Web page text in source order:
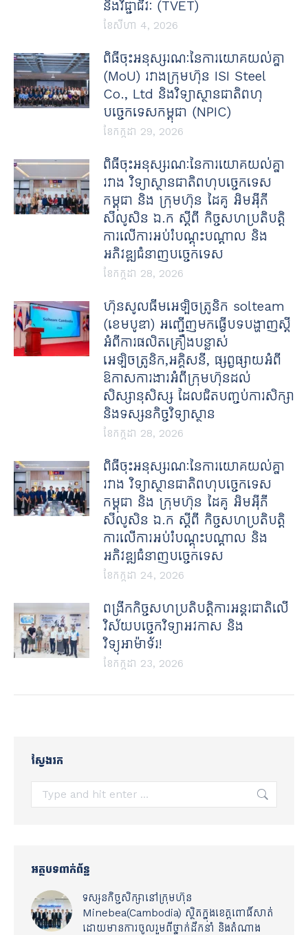
និងវិជ្ជាជីវៈ (TVET)
ខែ​សីហា 4, 2026
ពិធីចុះអនុស្សរណៈនៃការយោគយល់គ្នា
(MoU) រវាងក្រុមហ៊ុន ISI Steel
Co., Ltd និងវិទ្យាស្ថានជាតិពហុ
បច្ចេកទេសកម្ពុជា (NPIC)
ខែ​កក្កដា 29, 2026
ពិធីចុះអនុស្សរណៈនៃការយោគយល់គ្នា
រវាង វិទ្យាស្ថានជាតិពហុបច្ចេកទេស
កម្ពុជា និង ក្រុមហ៊ុន ដៃគូ អិមអ៊ីភី
សឹលូសិន ឯ.ក ស្ដីពី កិច្ចសហប្រតិបត្តិ
ការលើការអប់រំបណ្ដុះបណ្ដាល និង
អភិវឌ្ឍជំនាញបច្ចេកទេស
ខែ​កក្កដា 28, 2026
ហ៊ុនសូលធីមអេឡិចត្រូនិក solteam
(ខេមបូឌា) អញ្ជើញមកធ្វើបទបង្ហាញស្តី
អំពីការផលិតគ្រឿងបន្លាស់
អេឡិចត្រូនិក,អគ្គិសនី, ផ្សព្វផ្សាយអំពី
ឱកាសការងារអំពីក្រុមហ៊ុនដល់
សិស្សានុសិស្ស ដែលជិតបញ្ចប់ការសិក្សា
និងទស្សនកិច្ចវិទ្យាស្ថាន
ខែ​កក្កដា 28, 2026
ពិធីចុះអនុស្សរណៈនៃការយោគយល់គ្នា
រវាង វិទ្យាស្ថានជាតិពហុបច្ចេកទេស
កម្ពុជា និង ក្រុមហ៊ុន ដៃគូ អិមអ៊ីភី
សឹលូសិន ឯ.ក ស្ដីពី កិច្ចសហប្រតិបត្តិ
ការលើការអប់រំបណ្ដុះបណ្ដាល និង
អភិវឌ្ឍជំនាញបច្ចេកទេស
ខែ​កក្កដា 24, 2026
ពង្រីកកិច្ចសហប្រតិបត្តិការអន្តរជាតិលើ
វិស័យបច្ចេកវិទ្យាអវកាស និង
វិទ្យុអាម៉ាទ័រ!
ខែ​កក្កដា 23, 2026
ស្វែងរក
Search:
អត្ថបទពាក់ព័ន្ធ
ទស្សនកិច្ចសិក្សានៅក្រុមហ៊ុន
Minebea(Cambodia) ស្ថិតក្នុងខេត្តពោធិ៍សាត់
ដោយមានការចូលរួមពីថ្នាក់ដឹកនាំ និងតំណាង